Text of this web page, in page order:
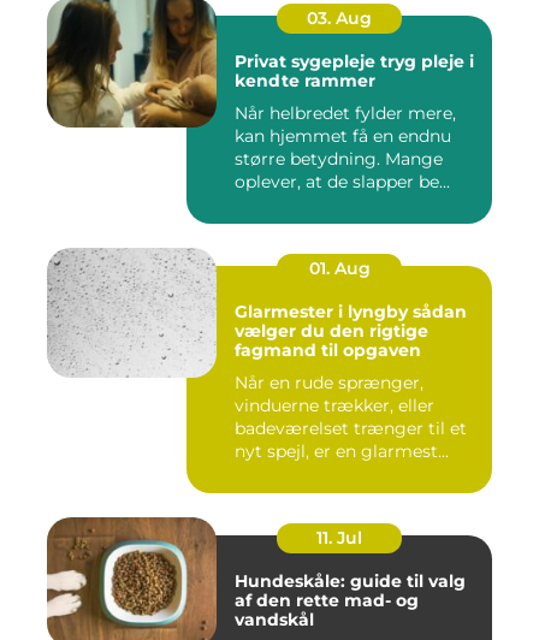
03. Aug
Privat sygepleje tryg pleje i
kendte rammer
Når helbredet fylder mere,
kan hjemmet få en endnu
større betydning. Mange
oplever, at de slapper be...
01. Aug
Glarmester i lyngby sådan
vælger du den rigtige
fagmand til opgaven
Når en rude sprænger,
vinduerne trækker, eller
badeværelset trænger til et
nyt spejl, er en glarmest...
11. Jul
Hundeskåle: guide til valg
af den rette mad- og
vandskål